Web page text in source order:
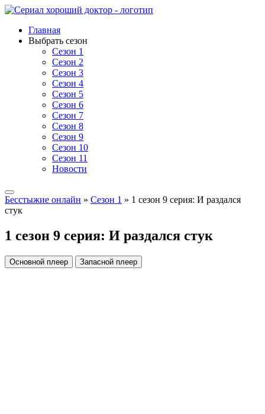
Главная
Выбрать сезон
Сезон 1
Сезон 2
Сезон 3
Сезон 4
Сезон 5
Сезон 6
Сезон 7
Сезон 8
Сезон 9
Сезон 10
Сезон 11
Новости
Бесстыжие онлайн » Сезон 1 » 1 сезон 9 серия: И раздался
стук
1 сезон 9 серия: И раздался стук
Основной плеер Запасной плеер